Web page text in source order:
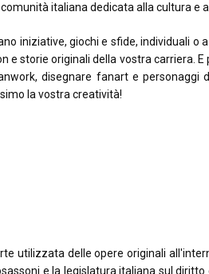
comunità italiana dedicata alla cultura e
iniziative, giochi e sfide, individuali
e storie originali della vostra carriera.
disegnare fanart e personaggi
la vostra creatività!
utilizzata delle opere originali
e la legislatura italiana sul